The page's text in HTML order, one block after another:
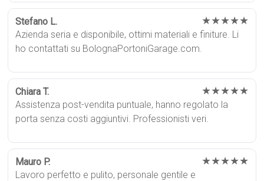
Stefano L. ★★★★★
Azienda seria e disponibile, ottimi materiali e finiture. Li
ho contattati su BolognaPortoniGarage.com.
Chiara T. ★★★★★
Assistenza post-vendita puntuale, hanno regolato la
porta senza costi aggiuntivi. Professionisti veri.
Mauro P. ★★★★★
Lavoro perfetto e pulito, personale gentile e